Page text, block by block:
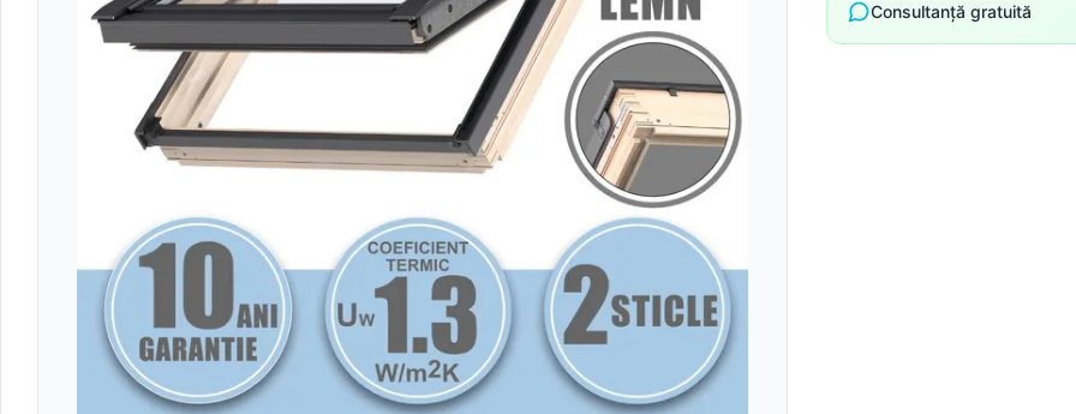
Panouri gard
Accesorii din tablă
Suruburi, folii și alte
Sistem pluvial
Consultanță gratuită